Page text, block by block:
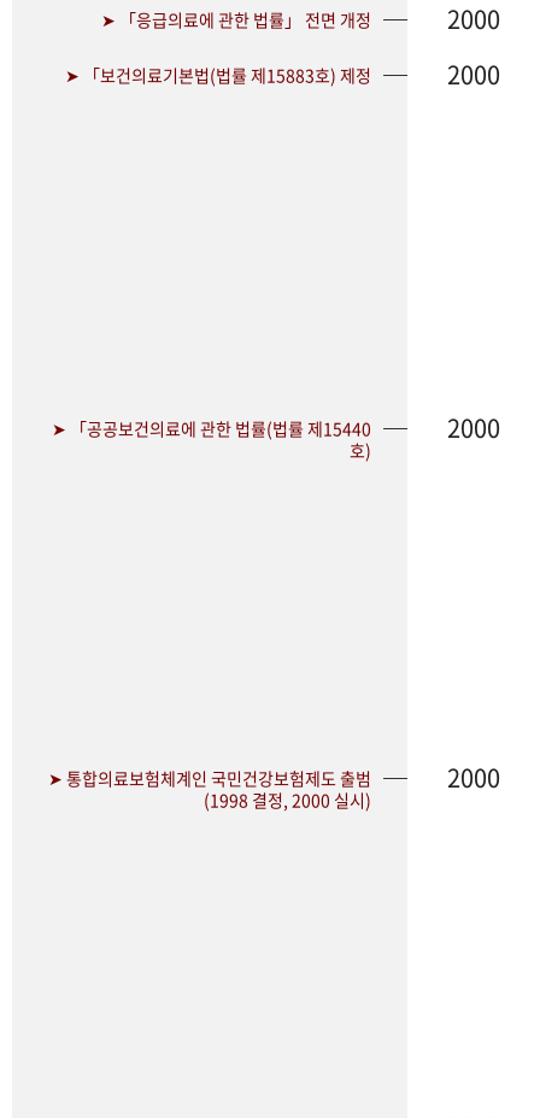
➤ 「응급의료에 관한 법률」 전면 개정 2000
➤ 「보건의료기본법(법률 제15883호) 제정 2000
➤ 「공공보건의료에 관한 법률(법률 제15440
호)
2000
➤ 통합의료보험체계인 국민건강보험제도 출범
(1998 결정, 2000 실시)
2000